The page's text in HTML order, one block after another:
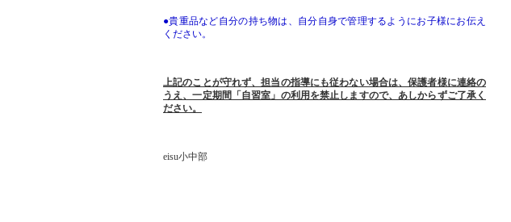
●貴重品など自分の持ち物は、自分自身で管理するようにお子様にお伝え
ください。
上記のことが守れず、担当の指導にも従わない場合は、保護者様に連絡の
うえ、一定期間「自習室」の利用を禁止しますので、あしからずご了承く
ださい。
eisu小中部